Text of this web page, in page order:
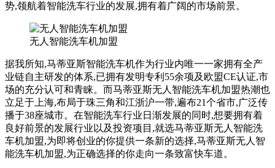
势,领航着智能洗车行业的发展,拥有着广阔的市场前景。
无人智能洗车机加盟
据我所知,马蒂亚斯智能洗车机作为行业内唯一一家拥有全产
业链自主研发的体系,已拥有发明专利55余项及欧盟CE认证,市
场的充分认可和青睐。而马蒂亚斯无人智能洗车机加盟热潮也
立足于上海,布局于珠三角和江浙沪一带,遍布21个省市,广泛传
播于38座城市。在智能洗车行业日渐发展的同时,想要拥有着
良好前景的发展行业以及投资项目,就选马蒂亚斯无人智能洗
车机加盟,为即将创业的你提供一条新的选择,马蒂亚斯无人智
能洗车机加盟,为正确选择的你走向一条致富快车道。